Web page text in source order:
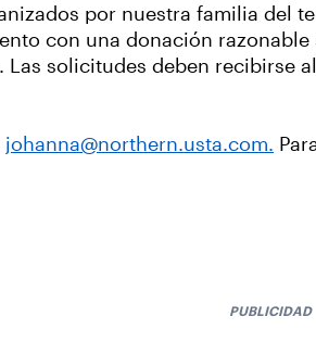
por nuestra familia del
con una donación razonable
solicitudes deben recibirse
johanna@northern.usta.com.
PUBLICIDAD